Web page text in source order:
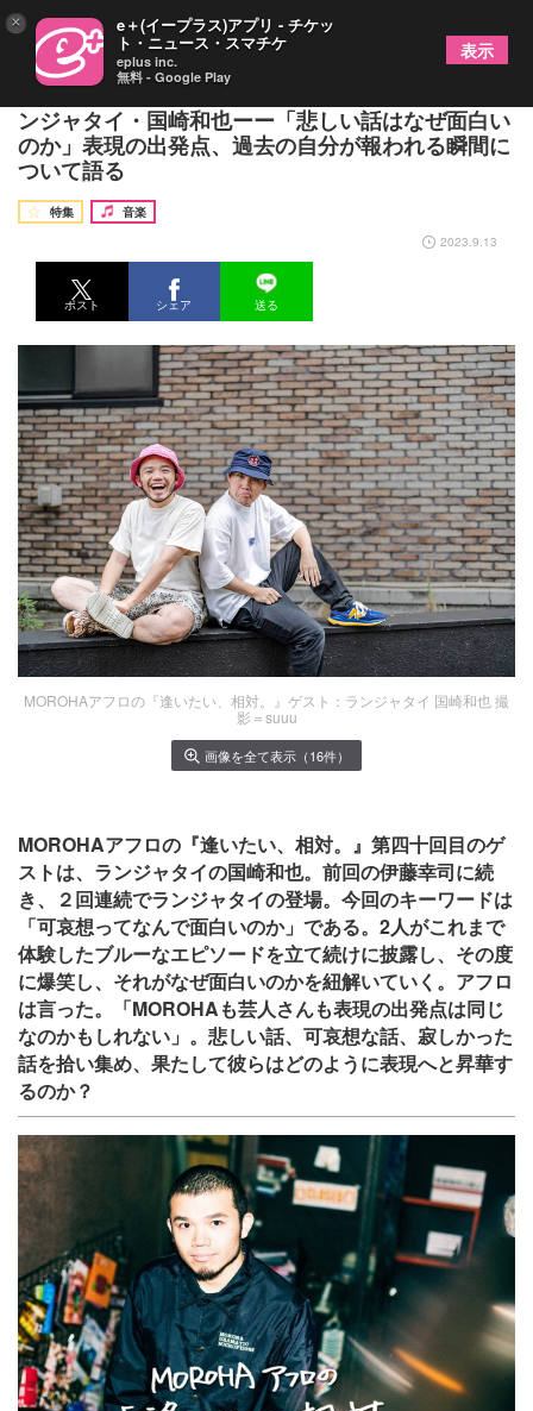
MOROHAアフロ『逢いたい、相対。』ゲストはラ
ンジャタイ・国崎和也ーー「悲しい話はなぜ面白い
のか」表現の出発点、過去の自分が報われる瞬間に
ついて語る
特集
音楽
2023.9.13
ポスト シェア 送る
MOROHAアフロの『逢いたい、相対。』ゲスト：ランジャタイ 国崎和也 撮
影＝suuu
画像を全て表示（16件）
MOROHAアフロの『逢いたい、相対。』第四十回目のゲ
ストは、ランジャタイの国崎和也。前回の伊藤幸司に続
き、２回連続でランジャタイの登場。今回のキーワードは
「可哀想ってなんで面白いのか」である。2人がこれまで
体験したブルーなエピソードを立て続けに披露し、その度
に爆笑し、それがなぜ面白いのかを紐解いていく。アフロ
は言った。「MOROHAも芸人さんも表現の出発点は同じ
なのかもしれない」。悲しい話、可哀想な話、寂しかった
話を拾い集め、果たして彼らはどのように表現へと昇華す
るのか？
× e＋(イープラス)アプリ - チケッ
ト・ニュース・スマチケ
eplus inc.
無料 - Google Play
表示